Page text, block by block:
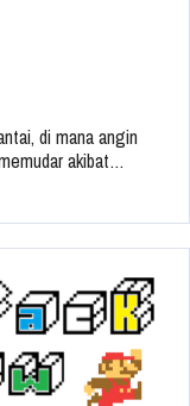
di mana angin
akibat…